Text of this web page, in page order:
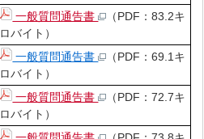
一般質問通告書
（PDF：83.2キ
ロバイト）
一般質問通告書
（PDF：69.1キ
ロバイト）
一般質問通告書
（PDF：72.7キ
ロバイト）